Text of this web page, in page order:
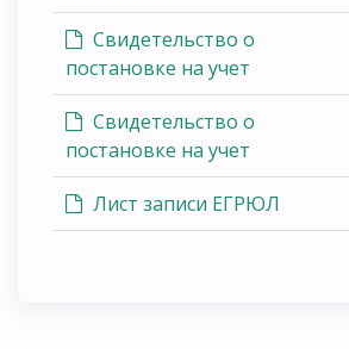
Свидетельство о
постановке на учет
Свидетельство о
постановке на учет
Лист записи ЕГРЮЛ